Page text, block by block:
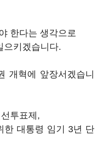
한다는 생각으로
으키겠습니다.
개혁에 앞장서겠습니
투표제,
한 대통령 임기 3년 단